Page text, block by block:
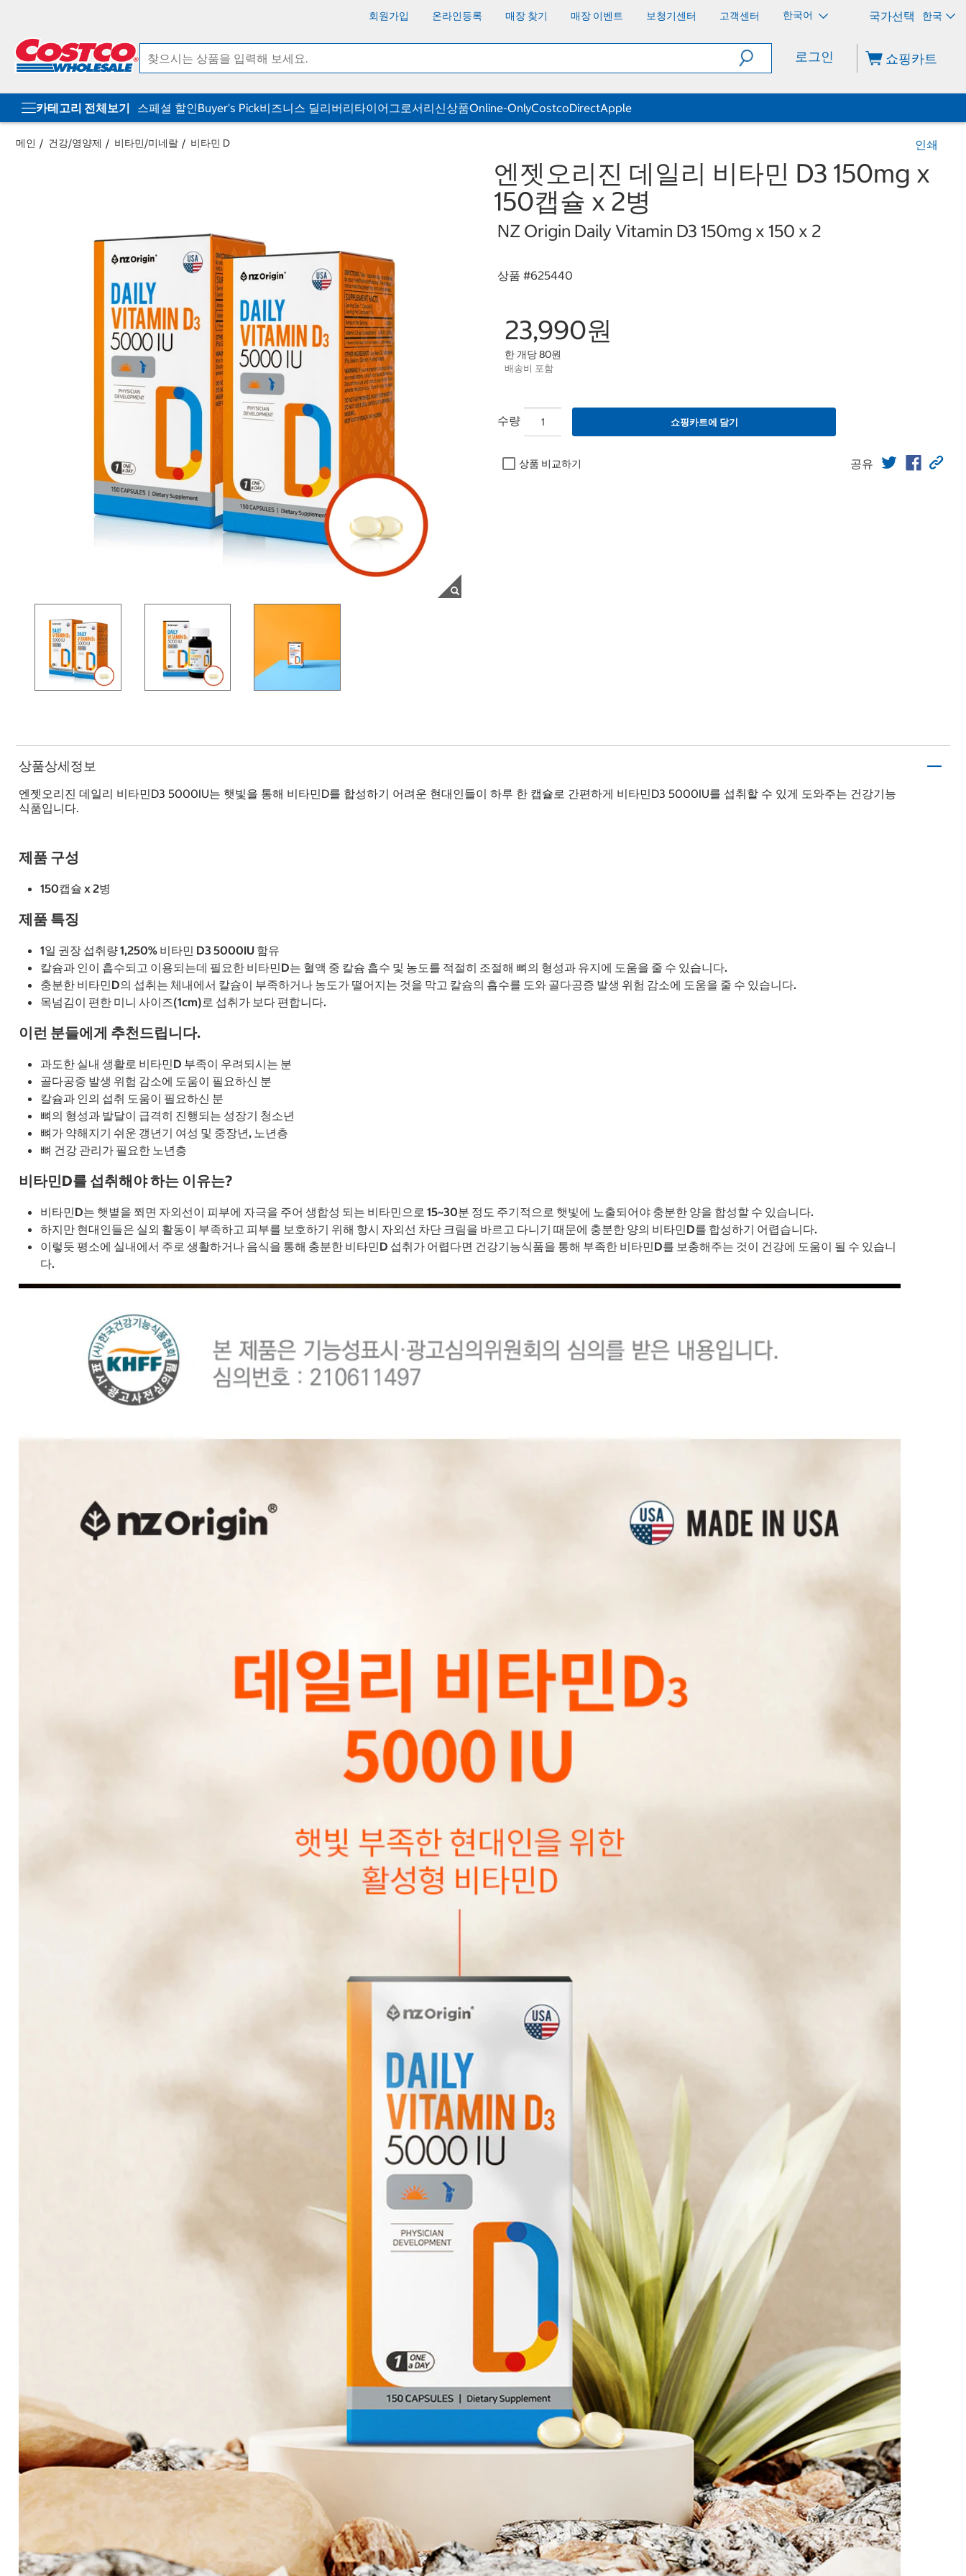
회원가입 온라인등록 매장 찾기 매장 이벤트 보청기센터 고객센터 한국어 한국
로그인 쇼핑카트
카테고리 전체보기 스페셜 할인Buyer's Pick비즈니스 딜리버리타이어그로서리신상품Online-OnlyCostcoDirectApple
메인 건강/영양제 비타민/미네랄 비타민 D 인쇄
엔젯오리진 데일리 비타민 D3 150mg x
150캡슐 x 2병
NZ Origin Daily Vitamin D3 150mg x 150 x 2
상품 #625440
23,990원
한 개당 80원
배송비 포함
수량 쇼핑카트에 담기
상품 비교하기 공유
상품상세정보
엔젯오리진 데일리 비타민D3 5000IU는 햇빛을 통해 비타민D를 합성하기 어려운 현대인들이 하루 한 캡슐로 간편하게 비타민D3 5000IU를 섭취할 수 있게 도와주는 건강기능
식품입니다.
제품 구성
150캡슐 x 2병
제품 특징
1일 권장 섭취량 1,250% 비타민 D3 5000IU 함유
칼슘과 인이 흡수되고 이용되는데 필요한 비타민D는 혈액 중 칼슘 흡수 및 농도를 적절히 조절해 뼈의 형성과 유지에 도움을 줄 수 있습니다.
충분한 비타민D의 섭취는 체내에서 칼슘이 부족하거나 농도가 떨어지는 것을 막고 칼슘의 흡수를 도와 골다공증 발생 위험 감소에 도움을 줄 수 있습니다.
목넘김이 편한 미니 사이즈(1cm)로 섭취가 보다 편합니다.
이런 분들에게 추천드립니다.
과도한 실내 생활로 비타민D 부족이 우려되시는 분
골다공증 발생 위험 감소에 도움이 필요하신 분
칼슘과 인의 섭취 도움이 필요하신 분
뼈의 형성과 발달이 급격히 진행되는 성장기 청소년
뼈가 약해지기 쉬운 갱년기 여성 및 중장년, 노년층
뼈 건강 관리가 필요한 노년층
비타민D를 섭취해야 하는 이유는?
비타민D는 햇볕을 쬐면 자외선이 피부에 자극을 주어 생합성 되는 비타민으로 15~30분 정도 주기적으로 햇빛에 노출되어야 충분한 양을 합성할 수 있습니다.
하지만 현대인들은 실외 활동이 부족하고 피부를 보호하기 위해 항시 자외선 차단 크림을 바르고 다니기 때문에 충분한 양의 비타민D를 합성하기 어렵습니다.
이렇듯 평소에 실내에서 주로 생활하거나 음식을 통해 충분한 비타민D 섭취가 어렵다면 건강기능식품을 통해 부족한 비타민D를 보충해주는 것이 건강에 도움이 될 수 있습니
다.